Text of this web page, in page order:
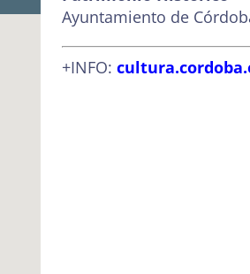
Ayuntamiento de
+INFO: